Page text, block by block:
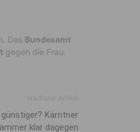
Das Bundesamt
gegen die Frau.
Kärntner
klar dagegen